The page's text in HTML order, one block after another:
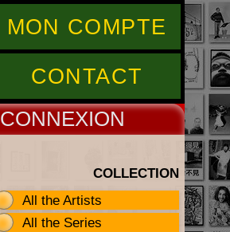
MON COMPTE
CONTACT
CONNEX
COLLECTION
All the Artists
All the Series